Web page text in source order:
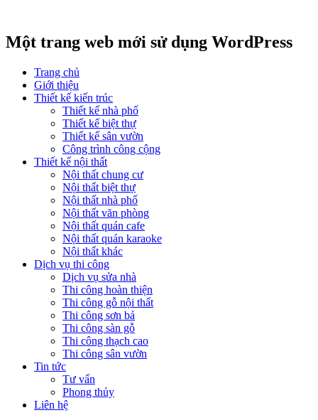
Một trang web mới sử dụng WordPress
Trang chủ
Giới thiệu
Thiết kế kiến trúc
Thiết kế nhà phố
Thiết kế biệt thự
Thiết kế sân vườn
Công trình công cộng
Thiết kế nội thất
Nội thất chung cư
Nội thất biệt thự
Nội thất nhà phố
Nội thất văn phòng
Nội thất quán cafe
Nội thất quán karaoke
Nội thất khác
Dịch vụ thi công
Dịch vụ sửa nhà
Thi công hoàn thiện
Thi công gỗ nội thất
Thi công sơn bả
Thi công sàn gỗ
Thi công thạch cao
Thi công sân vườn
Tin tức
Tư vấn
Phong thủy
Liên hệ